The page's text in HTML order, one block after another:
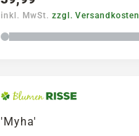
inkl. MwSt. zzgl. Versandkosten
'Myha'